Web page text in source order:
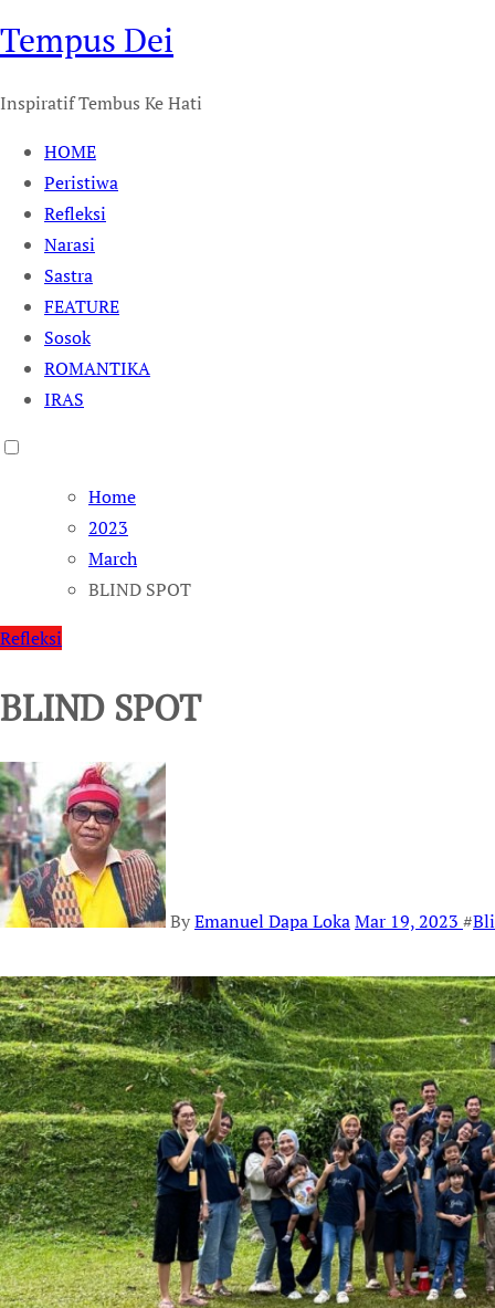
Tempus Dei
Inspiratif Tembus Ke Hati
HOME
Peristiwa
Refleksi
Narasi
Sastra
FEATURE
Sosok
ROMANTIKA
IRAS
Home
2023
March
BLIND SPOT
Refleksi
BLIND SPOT
ByEmanuel Dapa LokaMar 19, 2023 #